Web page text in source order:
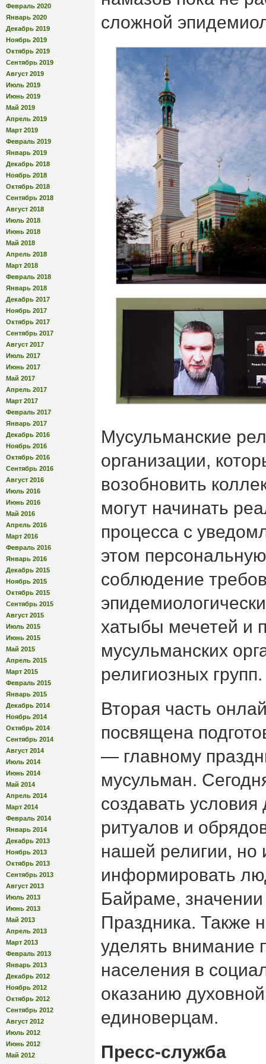
Февраль 2020
Январь 2020
Декабрь 2019
Ноябрь 2019
Октябрь 2019
Сентябрь 2019
Август 2019
Июль 2019
Июнь 2019
Май 2019
Апрель 2019
Март 2019
Февраль 2019
Январь 2019
Декабрь 2018
Ноябрь 2018
Октябрь 2018
Сентябрь 2018
Август 2018
Июль 2018
Июнь 2018
Май 2018
Апрель 2018
Март 2018
Февраль 2018
Январь 2018
Декабрь 2017
Ноябрь 2017
Октябрь 2017
Сентябрь 2017
Август 2017
Июль 2017
Июнь 2017
Май 2017
Апрель 2017
Март 2017
Февраль 2017
Январь 2017
Декабрь 2016
Ноябрь 2016
Октябрь 2016
Сентябрь 2016
Август 2016
Июль 2016
Июнь 2016
Май 2016
Апрель 2016
Март 2016
Февраль 2016
Январь 2016
Декабрь 2015
Ноябрь 2015
Октябрь 2015
Сентябрь 2015
Август 2015
Июль 2015
Июнь 2015
Май 2015
Апрель 2015
Март 2015
Февраль 2015
Январь 2015
Декабрь 2014
Ноябрь 2014
Октябрь 2014
Сентябрь 2014
Август 2014
Июль 2014
Июнь 2014
Май 2014
Апрель 2014
Март 2014
Февраль 2014
Январь 2014
Декабрь 2013
Ноябрь 2013
Октябрь 2013
Сентябрь 2013
Август 2013
Июль 2013
Июнь 2013
Май 2013
Апрель 2013
Март 2013
Февраль 2013
Январь 2013
Декабрь 2012
Ноябрь 2012
Октябрь 2012
Сентябрь 2012
Август 2012
Июль 2012
Июнь 2012
Май 2012
сложной
Мусульманские
организации,
возобновить
могут начинать
процесса с
этом
соблюдение
хатыбы мечетей и
мусульманских
религиозных групп.
Вторая часть
посвящена
— главному
мусульман.
создавать
ритуалов и
нашей религии, но
информировать
Байраме, значении
Праздника. Также
уделять внимание
населения в
оказанию
единоверцам.
Пресс-служба